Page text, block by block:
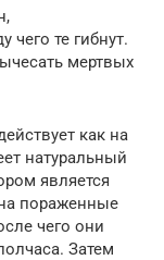
те гибнут.
мертвых
как на
натуральный
является
пораженные
чего они
Затем